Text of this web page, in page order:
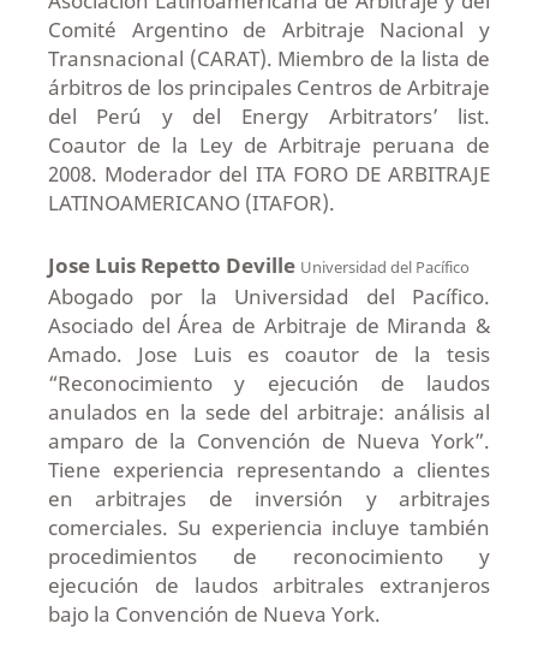
Comité Argentino de Arbitraje Nacional y
Transnacional (CARAT). Miembro de la lista de
árbitros de los principales Centros de Arbitraje
del Perú y del Energy Arbitrators’ list.
Coautor de la Ley de Arbitraje peruana de
2008. Moderador del ITA FORO DE ARBITRAJE
LATINOAMERICANO (ITAFOR).
Jose Luis Repetto Deville Universidad del Pacífico
Abogado por la Universidad del Pacífico.
Asociado del Área de Arbitraje de Miranda &
Amado. Jose Luis es coautor de la tesis
“Reconocimiento y ejecución de laudos
anulados en la sede del arbitraje: análisis al
amparo de la Convención de Nueva York”.
Tiene experiencia representando a clientes
en arbitrajes de inversión y arbitrajes
comerciales. Su experiencia incluye también
procedimientos de reconocimiento y
ejecución de laudos arbitrales extranjeros
bajo la Convención de Nueva York.